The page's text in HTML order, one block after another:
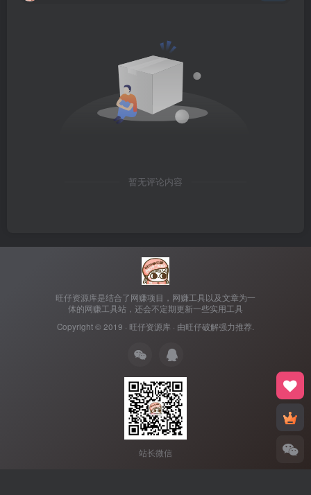
暂无评论内容
旺仔资源库是结合了网赚项目，网赚工具以及文章为一
体的网赚工具站，还会不定期更新一些实用工具
Copyright © 2019 · 旺仔资源库 · 由旺仔破解强力推荐.
站长微信